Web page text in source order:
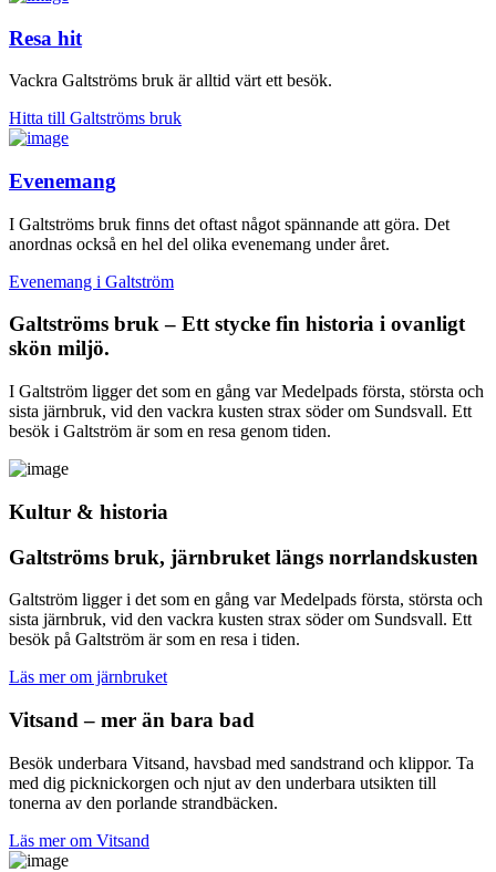
Resa hit
Vackra Galtströms bruk är alltid värt ett besök.
Hitta till Galtströms bruk
Evenemang
I Galtströms bruk finns det oftast något spännande att göra. Det
anordnas också en hel del olika evenemang under året.
Evenemang i Galtström
Galtströms bruk – Ett stycke fin historia i ovanligt
skön miljö.
I Galtström ligger det som en gång var Medelpads första, största och
sista järnbruk, vid den vackra kusten strax söder om Sundsvall. Ett
besök i Galtström är som en resa genom tiden.
Kultur & historia
Galtströms bruk, järnbruket längs norrlandskusten
Galtström ligger i det som en gång var Medelpads första, största och
sista järnbruk, vid den vackra kusten strax söder om Sundsvall. Ett
besök på Galtström är som en resa i tiden.
Läs mer om järnbruket
Vitsand – mer än bara bad
Besök underbara Vitsand, havsbad med sandstrand och klippor. Ta
med dig picknickorgen och njut av den un­derbara utsikten till
tonerna av den porlande strand­bäcken.
Läs mer om Vitsand